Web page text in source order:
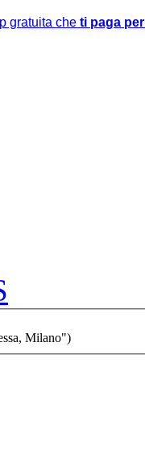
gratuita che ti paga
Milano")